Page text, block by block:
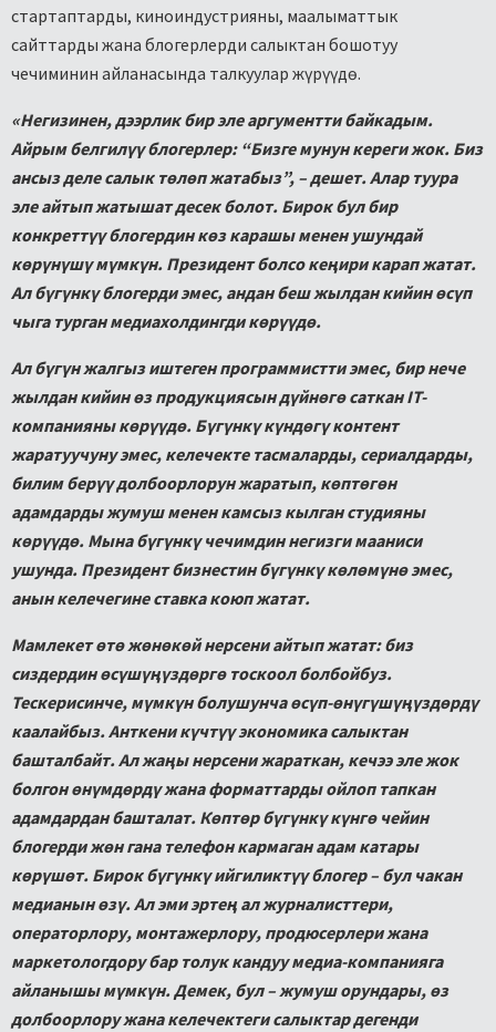
стартаптарды, киноиндустрияны, маалыматтык
сайттарды жана блогерлерди салыктан бошотуу
чечиминин айланасында талкуулар жүрүүдө.
«Негизинен, дээрлик бир эле аргументти байкадым.
Айрым белгилүү блогерлер: “Бизге мунун кереги жок. Биз
ансыз деле салык төлөп жатабыз”, – дешет. Алар туура
эле айтып жатышат десек болот. Бирок бул бир
конкреттүү блогердин көз карашы менен ушундай
көрүнүшү мүмкүн. Президент болсо кеңири карап жатат.
Ал бүгүнкү блогерди эмес, андан беш жылдан кийин өсүп
чыга турган медиахолдингди көрүүдө.
Ал бүгүн жалгыз иштеген программистти эмес, бир нече
жылдан кийин өз продукциясын дүйнөгө саткан IT-
компанияны көрүүдө. Бүгүнкү күндөгү контент
жаратуучуну эмес, келечекте тасмаларды, сериалдарды,
билим берүү долбоорлорун жаратып, көптөгөн
адамдарды жумуш менен камсыз кылган студияны
көрүүдө. Мына бүгүнкү чечимдин негизги мааниси
ушунда. Президент бизнестин бүгүнкү көлөмүнө эмес,
анын келечегине ставка коюп жатат.
Мамлекет өтө жөнөкөй нерсени айтып жатат: биз
сиздердин өсүшүңүздөргө тоскоол болбойбуз.
Тескерисинче, мүмкүн болушунча өсүп-өнүгүшүңүздөрдү
каалайбыз. Анткени күчтүү экономика салыктан
башталбайт. Ал жаңы нерсени жараткан, кечээ эле жок
болгон өнүмдөрдү жана форматтарды ойлоп тапкан
адамдардан башталат. Көптөр бүгүнкү күнгө чейин
блогерди жөн гана телефон кармаган адам катары
көрүшөт. Бирок бүгүнкү ийгиликтүү блогер – бул чакан
медианын өзү. Ал эми эртең ал журналисттери,
операторлору, монтажерлору, продюсерлери жана
маркетологдору бар толук кандуу медиа-компанияга
айланышы мүмкүн. Демек, бул – жумуш орундары, өз
долбоорлору жана келечектеги салыктар дегенди